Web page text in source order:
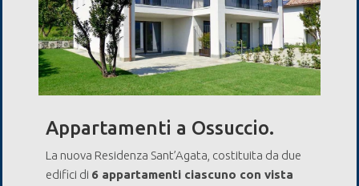
Appartamenti a Ossuccio.
La nuova Residenza Sant’Agata, costituita da due
edifici di 6 appartamenti ciascuno con vista